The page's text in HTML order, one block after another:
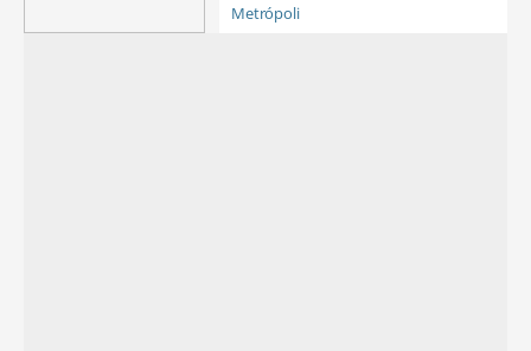
Metrópoli